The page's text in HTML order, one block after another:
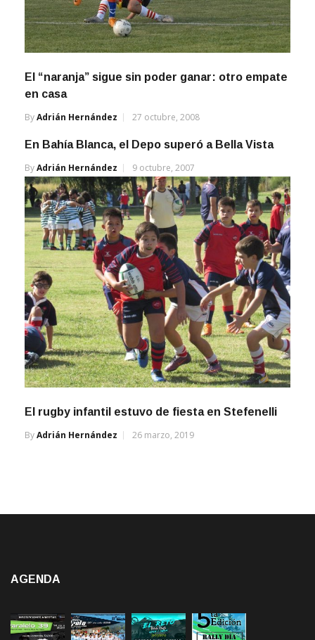
El “naranja” sigue sin poder ganar: otro empate
en casa
ByAdrián Hernández 27 octubre, 2008
En Bahía Blanca, el Depo superó a Bella Vista
ByAdrián Hernández 9 octubre, 2007
El rugby infantil estuvo de fiesta en Stefenelli
ByAdrián Hernández 26 marzo, 2019
AGENDA